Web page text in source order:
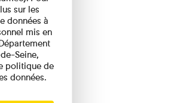
sur les
données à
mis en
Seine,
politique de
données.